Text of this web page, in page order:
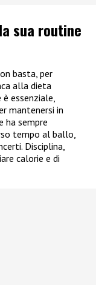
sua routine
basta, per
alla dieta
essenziale,
mantenersi in
ha sempre
tempo al ballo,
Disciplina,
calorie e di